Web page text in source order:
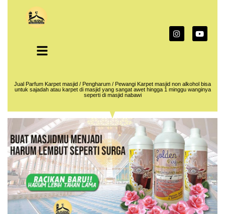
Jual Parfum Karpet masjid / Pengharum / Pewangi Karpet masjid non alkohol bisa
untuk sajadah atau karpet di masjid yang sangat awet hingga 1 minggu wanginya
seperti di masjid nabawi